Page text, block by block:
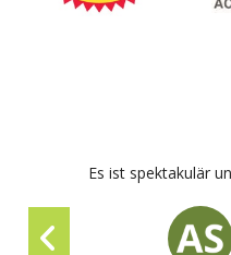
Es ist spektakulär